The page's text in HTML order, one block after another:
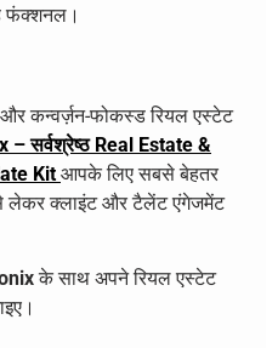
फंक्शनल।
कन्वर्ज़न-फोकस्ड रियल एस्टेट
– सर्वश्रेष्ठ Real Estate &
Kit आपके लिए सबसे बेहतर
लेकर क्लाइंट और टैलेंट एंगेजमेंट
के साथ अपने रियल एस्टेट